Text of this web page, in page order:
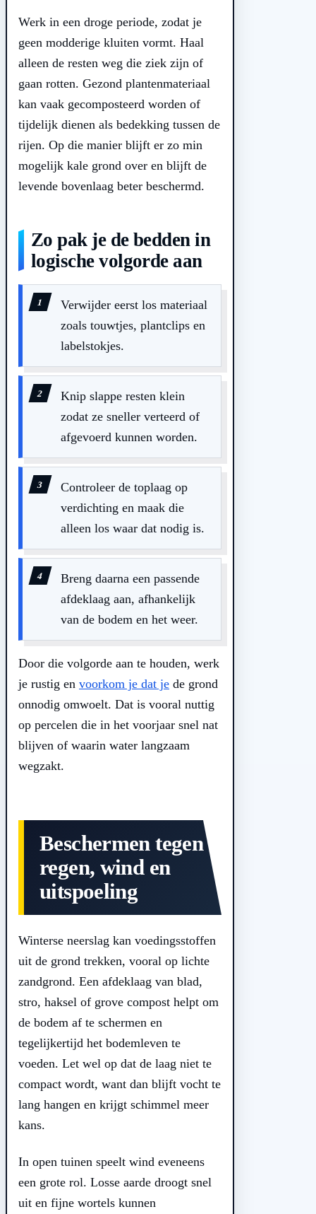
Werk in een droge periode, zodat je
geen modderige kluiten vormt. Haal
alleen de resten weg die ziek zijn of
gaan rotten. Gezond plantenmateriaal
kan vaak gecomposteerd worden of
tijdelijk dienen als bedekking tussen de
rijen. Op die manier blijft er zo min
mogelijk kale grond over en blijft de
levende bovenlaag beter beschermd.
Zo pak je de bedden in
logische volgorde aan
Verwijder eerst los materiaal
zoals touwtjes, plantclips en
labelstokjes.
Knip slappe resten klein
zodat ze sneller verteerd of
afgevoerd kunnen worden.
Controleer de toplaag op
verdichting en maak die
alleen los waar dat nodig is.
Breng daarna een passende
afdeklaag aan, afhankelijk
van de bodem en het weer.
Door die volgorde aan te houden, werk
je rustig en voorkom je dat je de grond
onnodig omwoelt. Dat is vooral nuttig
op percelen die in het voorjaar snel nat
blijven of waarin water langzaam
wegzakt.
Beschermen tegen
regen, wind en
uitspoeling
Winterse neerslag kan voedingsstoffen
uit de grond trekken, vooral op lichte
zandgrond. Een afdeklaag van blad,
stro, haksel of grove compost helpt om
de bodem af te schermen en
tegelijkertijd het bodemleven te
voeden. Let wel op dat de laag niet te
compact wordt, want dan blijft vocht te
lang hangen en krijgt schimmel meer
kans.
In open tuinen speelt wind eveneens
een grote rol. Losse aarde droogt snel
uit en fijne wortels kunnen